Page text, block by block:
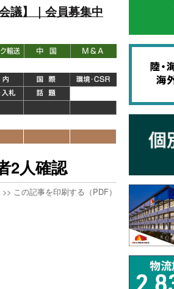
議】｜会員募集中
2人確認
>> この記事を印刷する（PDF）